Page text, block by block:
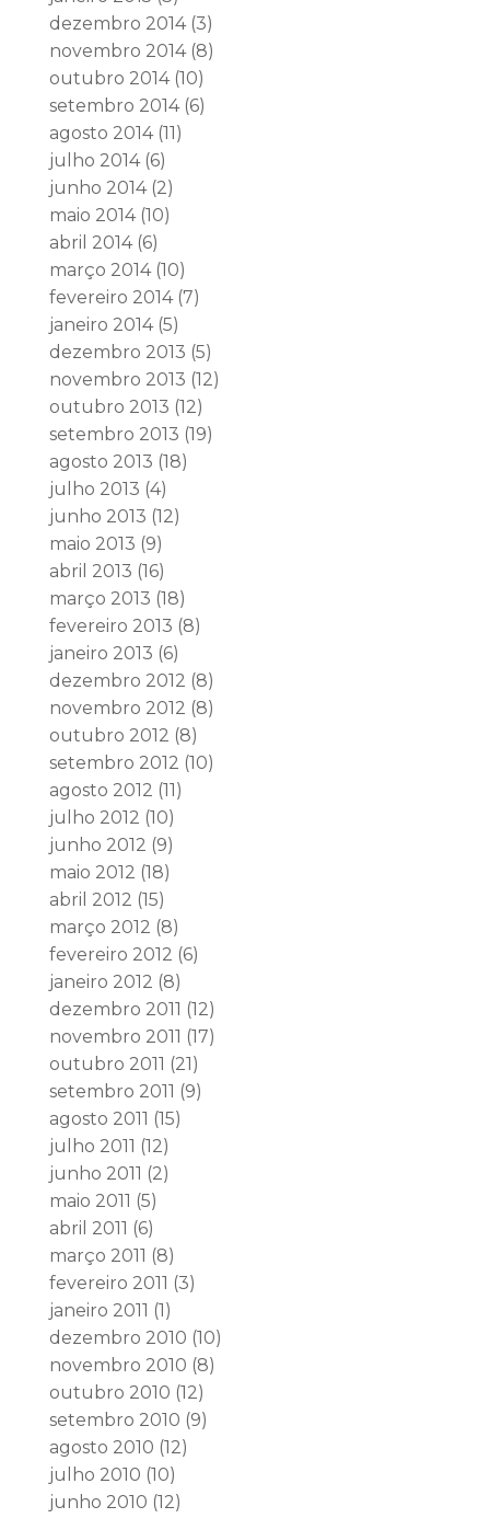
dezembro 2014(3)
novembro 2014(8)
outubro 2014(10)
setembro 2014(6)
agosto 2014(11)
julho 2014(6)
junho 2014(2)
maio 2014(10)
abril 2014(6)
março 2014(10)
fevereiro 2014(7)
janeiro 2014(5)
dezembro 2013 (5)
novembro 2013 (12)
outubro 2013 (12)
setembro 2013 (19)
agosto 2013 (18)
julho 2013 (4)
junho 2013 (12)
maio 2013 (9)
abril 2013 (16)
março 2013 (18)
fevereiro 2013 (8)
janeiro 2013 (6)
dezembro 2012 (8)
novembro 2012 (8)
outubro 2012 (8)
setembro 2012 (10)
agosto 2012 (11)
julho 2012 (10)
junho 2012 (9)
maio 2012 (18)
abril 2012 (15)
março 2012 (8)
fevereiro 2012 (6)
janeiro 2012 (8)
dezembro 2011 (12)
novembro 2011 (17)
outubro 2011 (21)
setembro 2011 (9)
agosto 2011 (15)
julho 2011 (12)
junho 2011 (2)
maio 2011 (5)
abril 2011 (6)
março 2011 (8)
fevereiro 2011 (3)
janeiro 2011 (1)
dezembro 2010 (10)
novembro 2010 (8)
outubro 2010 (12)
setembro 2010 (9)
agosto 2010 (12)
julho 2010 (10)
junho 2010 (12)